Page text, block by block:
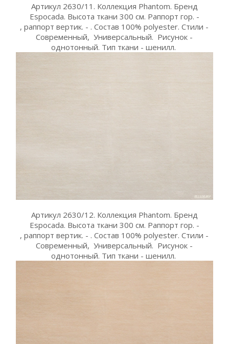
Артикул 2630/11. Коллекция Phantom. Бренд
Espocada. Высота ткани 300 см. Раппорт гор. -
, раппорт вертик. - . Состав 100% polyester. Стили -
Современный, Универсальный. Рисунок -
однотонный. Тип ткани - шенилл.
Артикул 2630/12. Коллекция Phantom. Бренд
Espocada. Высота ткани 300 см. Раппорт гор. -
, раппорт вертик. - . Состав 100% polyester. Стили -
Современный, Универсальный. Рисунок -
однотонный. Тип ткани - шенилл.